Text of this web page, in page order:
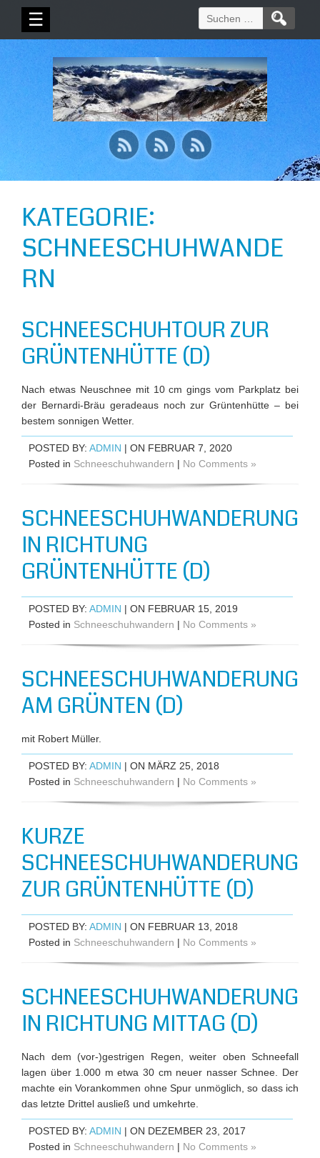
☰
Suchen
nach:
KATEGORIE:
SCHNEESCHUHWANDE
RN
SCHNEESCHUHTOUR ZUR
GRÜNTENHÜTTE (D)
Nach etwas Neuschnee mit 10 cm gings vom Parkplatz bei
der Bernardi-Bräu geradeaus noch zur Grüntenhütte – bei
bestem sonnigen Wetter.
POSTED BY: ADMIN | ON FEBRUAR 7, 2020
Posted in Schneeschuhwandern | No Comments »
SCHNEESCHUHWANDERUNG
IN RICHTUNG
GRÜNTENHÜTTE (D)
POSTED BY: ADMIN | ON FEBRUAR 15, 2019
Posted in Schneeschuhwandern | No Comments »
SCHNEESCHUHWANDERUNG
AM GRÜNTEN (D)
mit Robert Müller.
POSTED BY: ADMIN | ON MÄRZ 25, 2018
Posted in Schneeschuhwandern | No Comments »
KURZE
SCHNEESCHUHWANDERUNG
ZUR GRÜNTENHÜTTE (D)
POSTED BY: ADMIN | ON FEBRUAR 13, 2018
Posted in Schneeschuhwandern | No Comments »
SCHNEESCHUHWANDERUNG
IN RICHTUNG MITTAG (D)
Nach dem (vor-)gestrigen Regen, weiter oben Schneefall
lagen über 1.000 m etwa 30 cm neuer nasser Schnee. Der
machte ein Vorankommen ohne Spur unmöglich, so dass ich
das letzte Drittel ausließ und umkehrte.
POSTED BY: ADMIN | ON DEZEMBER 23, 2017
Posted in Schneeschuhwandern | No Comments »